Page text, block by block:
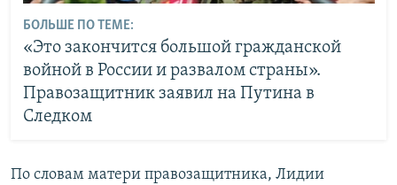
БОЛЬШЕ ПО ТЕМЕ:
«Это закончится большой гражданской
войной в России и развалом страны».
Правозащитник заявил на Путина в
Следком
По словам матери правозащитника, Лидии